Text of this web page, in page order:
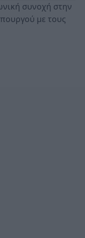
συνοχή στην
με τους